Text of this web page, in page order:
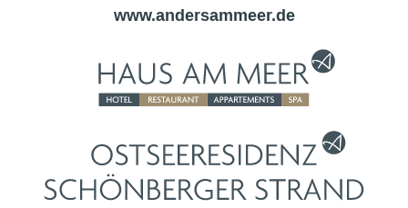
www.andersammeer.de